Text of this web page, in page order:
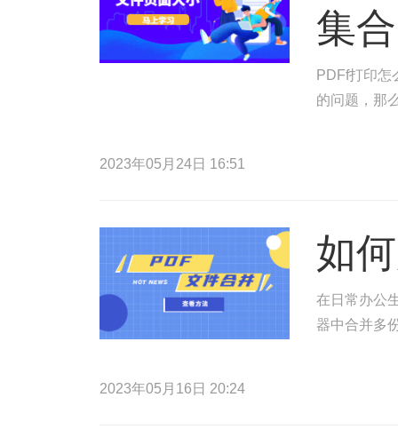
集
PDFf打印
的问题，那
2023年05月24日 16:51
如
在日常办公
器中合并多
2023年05月16日 20:24